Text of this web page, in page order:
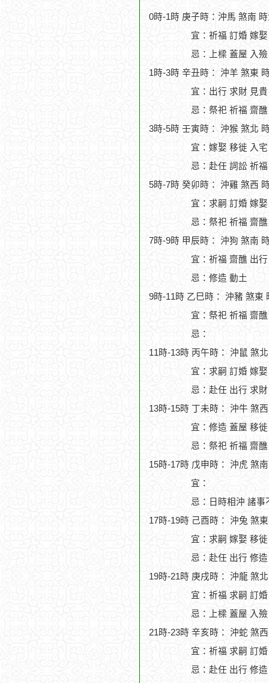
0時-1時 庚子時：沖馬 煞南
宜：祈福 訂婚 嫁
忌：上樑 蓋屋 入殮
1時-3時 辛丑時： 沖羊 煞東
宜：出行 求財 見
忌：祭祀 祈福 齋
3時-5時 壬寅時： 沖猴 煞北
宜：嫁娶 移徙 入
忌：赴任 詞訟 祈
5時-7時 癸卯時： 沖雞 煞西
宜：求嗣 訂婚 嫁
忌：祭祀 祈福 齋
7時-9時 甲辰時： 沖狗 煞南
宜：祈福 齋醮 出
忌：修造 動土
9時-11時 乙巳時： 沖豬 煞東
宜：祭祀 祈福 齋
忌：
11時-13時 丙午時： 沖鼠 煞
宜：求嗣 訂婚 嫁
忌：赴任 出行 求
13時-15時 丁未時： 沖牛 煞
宜：修造 蓋屋 移
忌：祭祀 祈福 齋
15時-17時 戊申時： 沖虎 煞
宜：
忌：日時相沖 諸事
17時-19時 己酉時： 沖兔 煞
宜：求嗣 嫁娶 移
忌：赴任 出行 修
19時-21時 庚戌時： 沖龍 煞
宜：祈福 求嗣 訂
忌：上樑 蓋屋 入殮
21時-23時 辛亥時： 沖蛇 煞
宜：祈福 求嗣 訂
忌：赴任 出行 修造